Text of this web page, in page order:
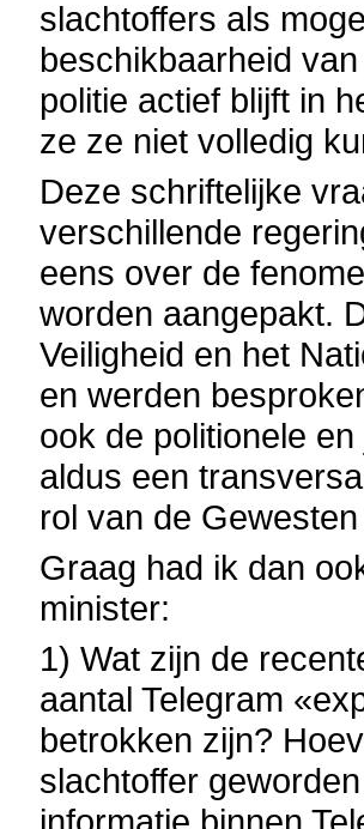
slachtoffers als
beschikbaarheid
politie actief blijft in
ze ze niet volledig
Deze schriftelijke
verschillende
eens over de
worden aangepakt.
Veiligheid en het
en werden
ook de politionele
aldus een
rol van de
Graag had ik dan
minister:
1) Wat zijn de
aantal Telegram
betrokken zijn?
slachtoffer